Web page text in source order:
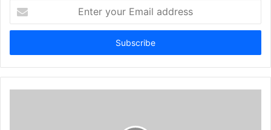
your
Email